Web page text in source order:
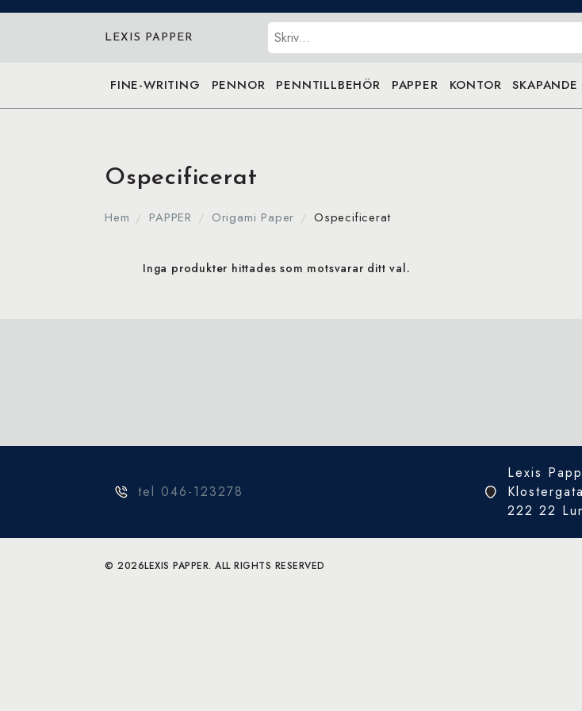
LEXIS PAPPER Sök
FINE-WRITING PENNOR PENNTILLBEHÖR PAPPER KONTOR SKAPANDE
Ospecificerat
Hem PAPPER Origami Paper Ospecificerat
Inga produkter hittades som motsvarar ditt val.
tel 046-123278
Lexis
222 22
© 2026LEXIS PAPPER. ALL RIGHTS RESERVED